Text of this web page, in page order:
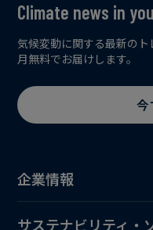
企業情報
サステナビリティ・
Climate news in
気候変動に関する最新の
月無料でお届けします。
今